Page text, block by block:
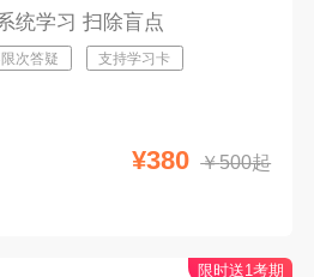
统学习 扫除盲点
次答疑 支持学习卡
¥380 ￥500起
限时送1考期